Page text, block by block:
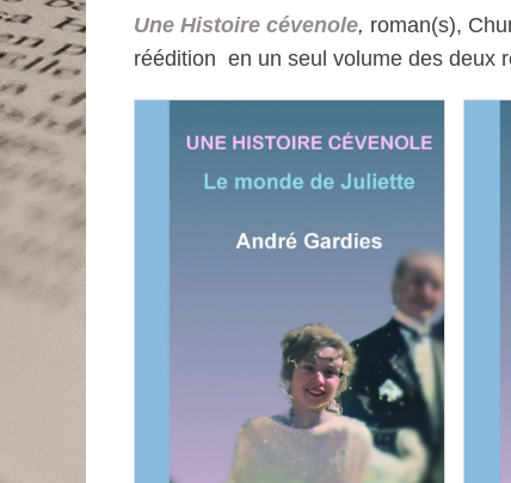
Une Histoire cévenole, roman(s),
réédition en un seul volume des deux